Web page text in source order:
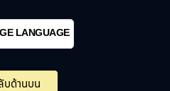
LANGUAGE
บด้านบน